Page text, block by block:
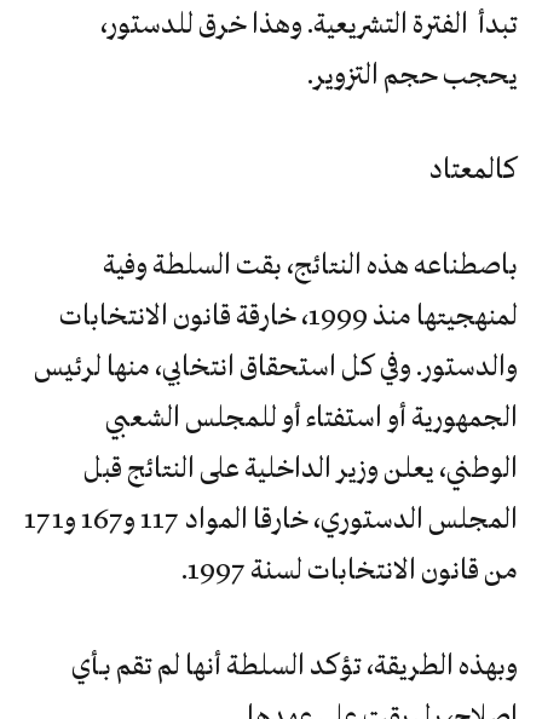
تبدأ الفترة التشريعية. وهذا خرق للدستور،
يحجب حجم التزوير.
كالمعتاد
باصطناعه هذه النتائج، بقت السلطة وفية
لمنهجيتها منذ 1999، خارقة قانون الانتخابات
والدستور. وفي كل استحقاق انتخابي، منها لرئيس
الجمهورية أو استفتاء أو للمجلس الشعبي
الوطني، يعلن وزير الداخلية على النتائج قبل
المجلس الدستوري، خارقا المواد 117 و167 و171
من قانون الانتخابات لسنة 1997.
وبهذه الطريقة، تؤكد السلطة أنها لم تقم بـأي